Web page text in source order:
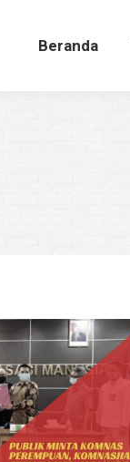
Beranda
Beranda